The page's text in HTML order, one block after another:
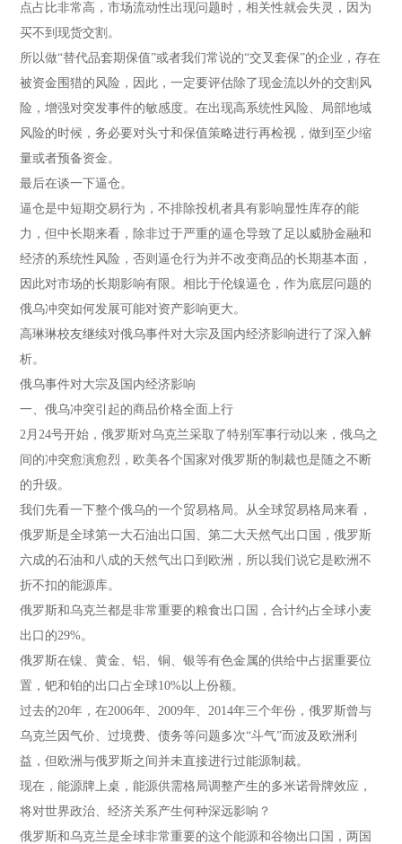
点占比非常高，市场流动性出现问题时，相关性就会失灵，因为
买不到现货交割。
所以做“替代品套期保值”或者我们常说的“交叉套保”的企业，存在
被资金围猎的风险，因此，一定要评估除了现金流以外的交割风
险，增强对突发事件的敏感度。在出现高系统性风险、局部地域
风险的时候，务必要对头寸和保值策略进行再检视，做到至少缩
量或者预备资金。
最后在谈一下逼仓。
逼仓是中短期交易行为，不排除投机者具有影响显性库存的能
力，但中长期来看，除非过于严重的逼仓导致了足以威胁金融和
经济的系统性风险，否则逼仓行为并不改变商品的长期基本面，
因此对市场的长期影响有限。相比于伦镍逼仓，作为底层问题的
俄乌冲突如何发展可能对资产影响更大。
高琳琳校友继续对俄乌事件对大宗及国内经济影响进行了深入解
析。
俄乌事件对大宗及国内经济影响
一、俄乌冲突引起的商品价格全面上行
2月24号开始，俄罗斯对乌克兰采取了特别军事行动以来，俄乌之
间的冲突愈演愈烈，欧美各个国家对俄罗斯的制裁也是随之不断
的升级。
我们先看一下整个俄乌的一个贸易格局。从全球贸易格局来看，
俄罗斯是全球第一大石油出口国、第二大天然气出口国，俄罗斯
六成的石油和八成的天然气出口到欧洲，所以我们说它是欧洲不
折不扣的能源库。
俄罗斯和乌克兰都是非常重要的粮食出口国，合计约占全球小麦
出口的29%。
俄罗斯在镍、黄金、铝、铜、银等有色金属的供给中占据重要位
置，钯和铂的出口占全球10%以上份额。
过去的20年，在2006年、2009年、2014年三个年份，俄罗斯曾与
乌克兰因气价、过境费、债务等问题多次“斗气”而波及欧洲利
益，但欧洲与俄罗斯之间并未直接进行过能源制裁。
现在，能源牌上桌，能源供需格局调整产生的多米诺骨牌效应，
将对世界政治、经济关系产生何种深远影响？
俄罗斯和乌克兰是全球非常重要的这个能源和谷物出口国，两国